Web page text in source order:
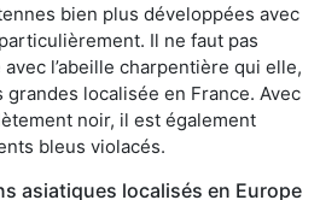
bien plus développées avec
Il ne faut pas
l’abeille charpentière qui elle,
grandes localisée en France. Avec
noir, il est également
bleus violacés.
asiatiques localisés en Europe